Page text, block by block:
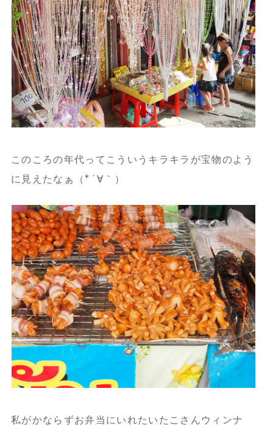
このころの年代ってこういうキラキラが宝物のよう
に見えたなぁ（*´∀｀）
私がかならずお弁当にいれたいたこさんウィンナ